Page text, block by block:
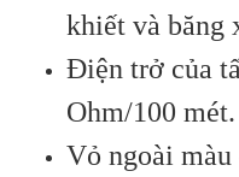
khiết và băng
Điện trở của
Ohm/100 mét.
Vỏ ngoài